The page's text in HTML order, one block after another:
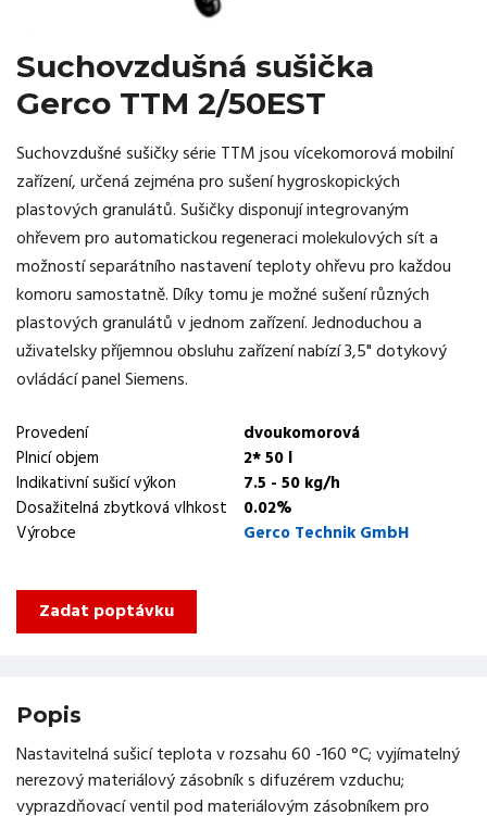
Suchovzdušná sušička
Gerco TTM 2/50EST
Suchovzdušné sušičky série TTM jsou vícekomorová mobilní
zařízení, určená zejména pro sušení hygroskopických
plastových granulátů. Sušičky disponují integrovaným
ohřevem pro automatickou regeneraci molekulových sít a
možností separátního nastavení teploty ohřevu pro každou
komoru samostatně. Díky tomu je možné sušení různých
plastových granulátů v jednom zařízení. Jednoduchou a
uživatelsky příjemnou obsluhu zařízení nabízí 3,5" dotykový
ovládácí panel Siemens.
Provedení
dvoukomorová
Plnicí objem
2* 50 l
Indikativní sušicí výkon
7.5 - 50 kg/h
Dosažitelná zbytková vlhkost
0.02%
Výrobce
Gerco Technik GmbH
Zadat poptávku
Popis
Nastavitelná sušicí teplota v rozsahu 60 -160 °C; vyjímatelný
nerezový materiálový zásobník s difuzérem vzduchu;
vyprazdňovací ventil pod materiálovým zásobníkem pro